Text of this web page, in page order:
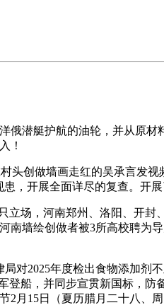
潜艇护航的油轮，并从原材
！
创做墙画走红的吴承言发
，开展全面详尽的复查。开展
场，河南郑州、洛阳、开封
墙绘创做者被3所高校聘为
2025年度检出食物添加剂
船，并同步宣贯新国标，
月15日（夏历腊月二十八、